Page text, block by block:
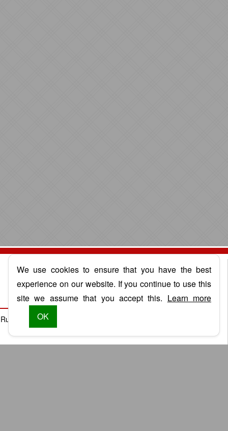
CENTRAL DE ATENDIMENTO
(41) 3077-3919
Rua Marechal Otávio Saldanha Mazza, 8147, Terreo - Capão Raso
We use cookies to ensure that you have the best
experience on our website. If you continue to use this
site we assume that you accept this. Learn more
OK